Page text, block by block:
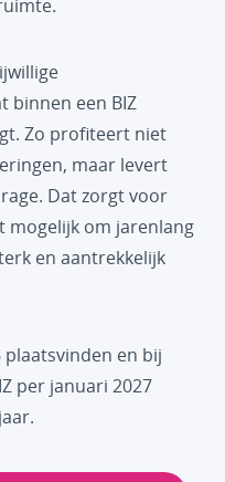
binnen een BIZ
Zo profiteert niet
maar levert
Dat zorgt voor
mogelijk om jarenlang
en aantrekkelijk
plaatsvinden en bij
per januari 2027